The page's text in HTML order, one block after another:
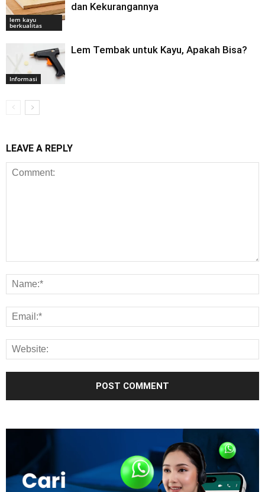
lem kayu
berkualitas
dan Kekurangannya
Informasi
Lem Tembak untuk Kayu, Apakah Bisa?
LEAVE A REPLY